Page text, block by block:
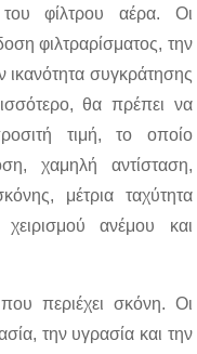
του φίλτρου αέρα. Οι
φιλτραρίσματος, την
ικανότητα συγκράτησης
θα πρέπει να
τιμή, το οποίο
χαμηλή αντίσταση,
μέτρια ταχύτητα
χειρισμού ανέμου και
περιέχει σκόνη. Οι
την υγρασία και την